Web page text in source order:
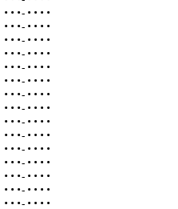
• • •- • • • •
• • •- • • • •
• • •- • • • •
• • •- • • • •
• • •- • • • •
• • •- • • • •
• • •- • • • •
• • •- • • • •
• • •- • • • •
• • •- • • • •
• • •- • • • •
• • •- • • • •
• • •- • • • •
• • •- • • • •
• • •- • • • •